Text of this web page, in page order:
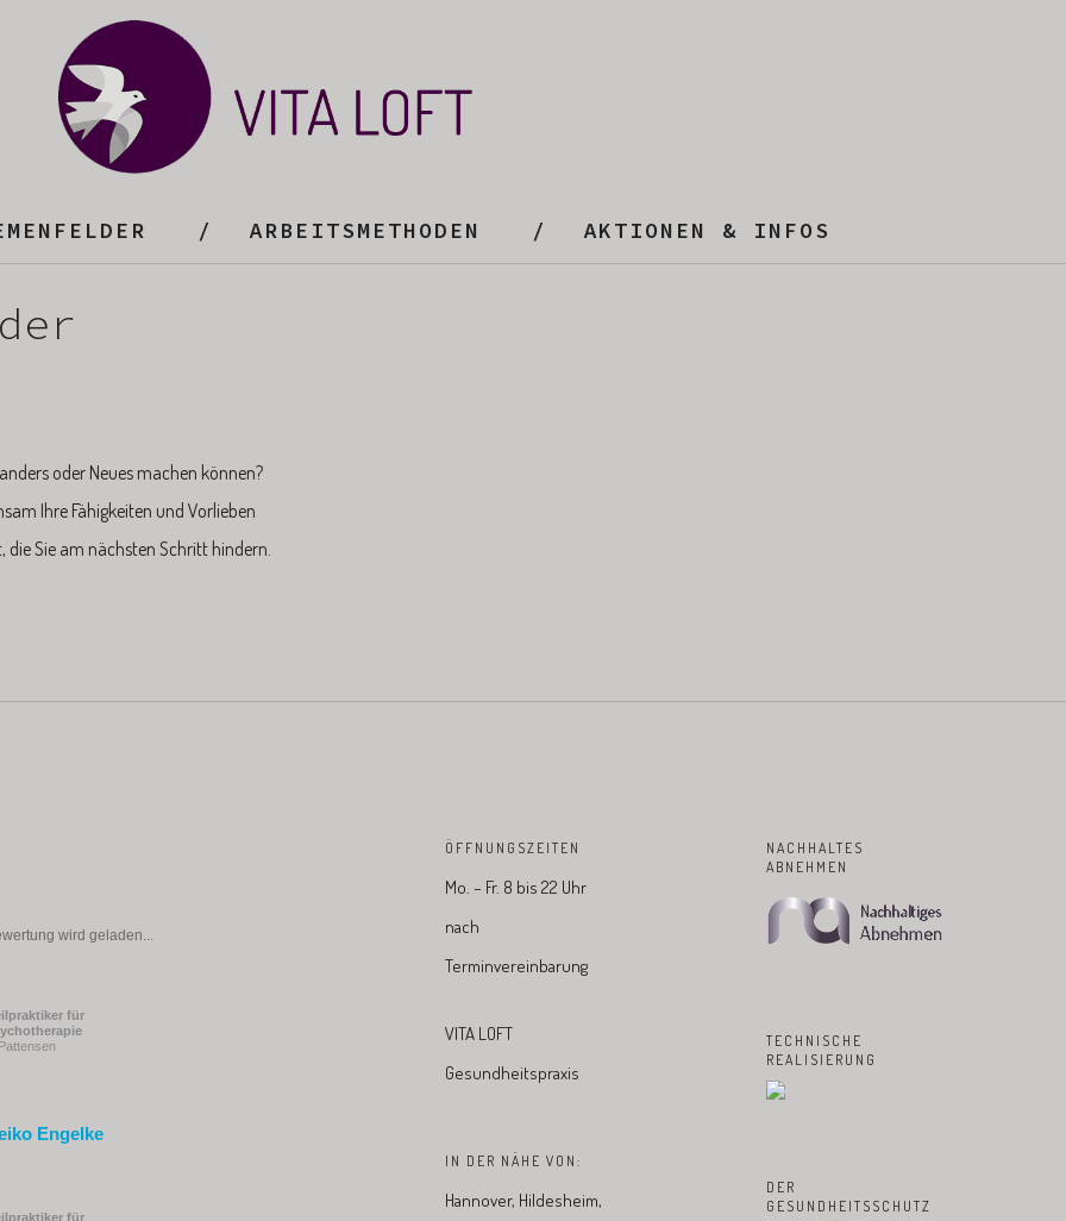
ARBEITSMETHODEN AKTIONEN & INFOS
oder Neues machen können?
Ihre Fähigkeiten und Vorlieben
Sie am nächsten Schritt hindern.
wird geladen...
für
Engelke
für
ÖFFNUNGSZEITEN
Mo. – Fr. 8 bis 22 Uhr
nach
Terminvereinbarung
VITA LOFT
Gesundheitspraxis
IN DER NÄHE VON:
Hannover, Hildesheim,
NACHHALTES
ABNEHMEN
TECHNISCHE
REALISIERUNG
DER
GESUNDHEITSSCHUTZ